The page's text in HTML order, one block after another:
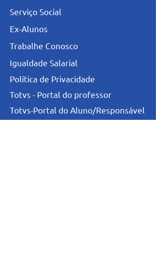
Serviço Social
Ex-Alunos
Trabalhe Conosco
Igualdade Salarial
Política de Privacidade
Totvs - Portal do professor
Totvs-Portal do Aluno/Responsável